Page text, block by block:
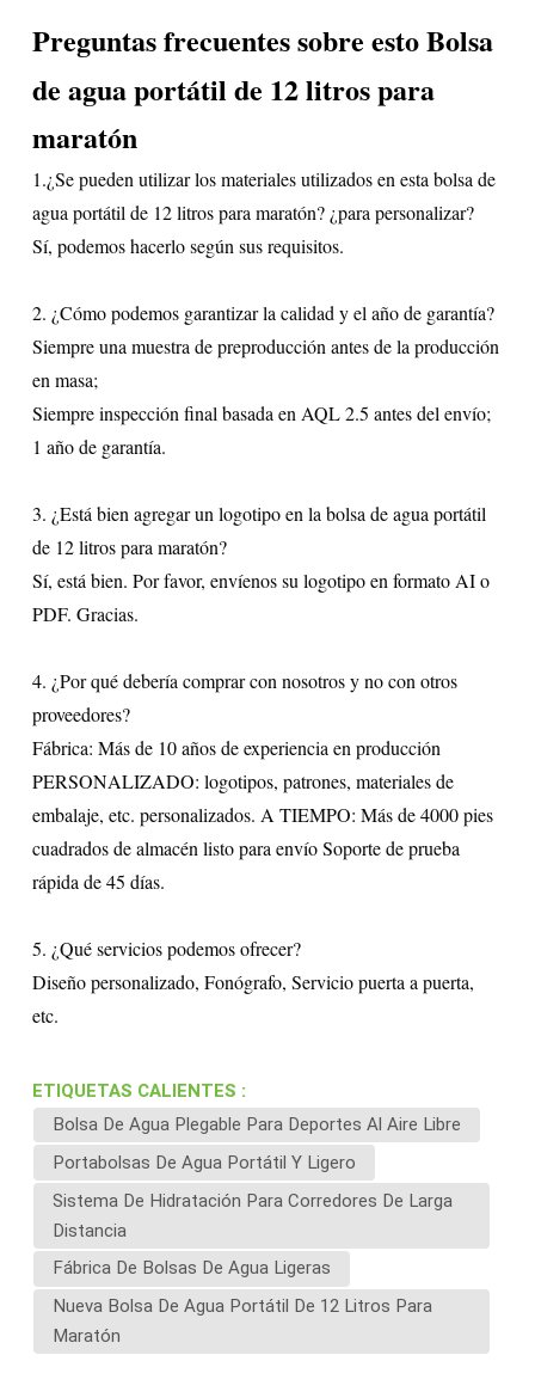
Preguntas frecuentes sobre estoBolsa
de agua portátil de 12 litros para
maratón
1.¿Se pueden utilizar los materiales utilizados en esta bolsa de
agua portátil de 12 litros para maratón? ¿para personalizar?
Sí, podemos hacerlo según sus requisitos.
2. ¿Cómo podemos garantizar la calidad y el año de garantía?
Siempre una muestra de preproducción antes de la producción
en masa;
Siempre inspección final basada en AQL 2.5 antes del envío;
1 año de garantía.
3. ¿Está bien agregar un logotipo en la bolsa de agua portátil
de 12 litros para maratón?
Sí, está bien. Por favor, envíenos su logotipo en formato AI o
PDF. Gracias.
4. ¿Por qué debería comprar con nosotros y no con otros
proveedores?
Fábrica: Más de 10 años de experiencia en producción
PERSONALIZADO: logotipos, patrones, materiales de
embalaje, etc. personalizados. A TIEMPO: Más de 4000 pies
cuadrados de almacén listo para envío Soporte de prueba
rápida de 45 días.
5. ¿Qué servicios podemos ofrecer?
Diseño personalizado, Fonógrafo, Servicio puerta a puerta,
etc.
ETIQUETAS CALIENTES :
Bolsa De Agua Plegable Para Deportes Al Aire Libre
Portabolsas De Agua Portátil Y Ligero
Sistema De Hidratación Para Corredores De Larga
Distancia
Fábrica De Bolsas De Agua Ligeras
Nueva Bolsa De Agua Portátil De 12 Litros Para
Maratón